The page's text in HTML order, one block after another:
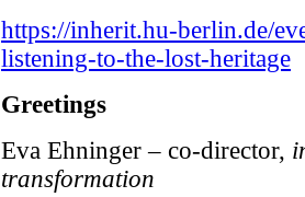
https://inherit.hu-berlin.de/
listening-to-the-lost-heritage
Greetings
Eva Ehninger – co-director,
transformation